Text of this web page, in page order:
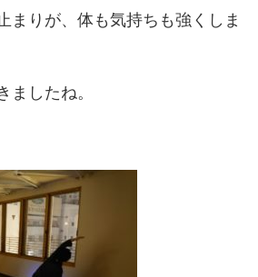
まりが、体も気持ちも強くしま
ましたね。